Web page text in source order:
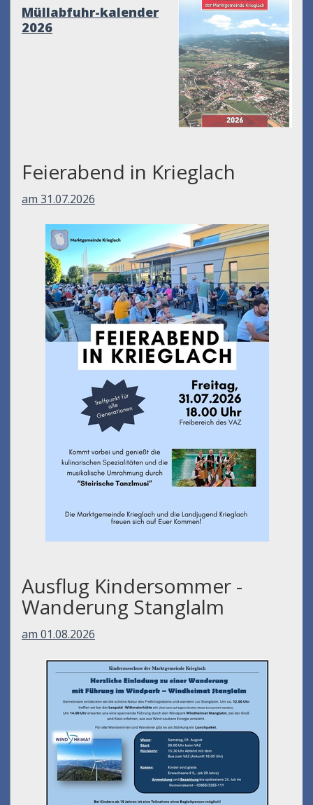
Müllabfuhr-kalender
2026
Feierabend in Krieglach
am 31.07.2026
Ausflug Kindersommer -
Wanderung Stanglalm
am 01.08.2026